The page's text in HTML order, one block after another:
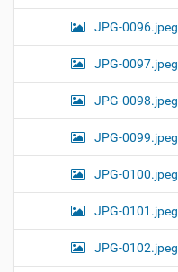
JPG-0096.jpeg
JPG-0097.jpeg
JPG-0098.jpeg
JPG-0099.jpeg
JPG-0100.jpeg
JPG-0101.jpeg
JPG-0102.jpeg